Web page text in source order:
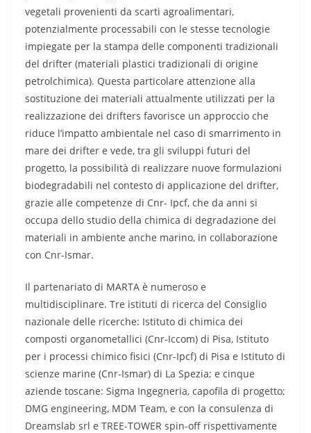
vegetali provenienti da scarti agroalimentari,
potenzialmente processabili con le stesse tecnologie
impiegate per la stampa delle componenti tradizionali
del drifter (materiali plastici tradizionali di origine
petrolchimica). Questa particolare attenzione alla
sostituzione dei materiali attualmente utilizzati per la
realizzazione dei drifters favorisce un approccio che
riduce l’impatto ambientale nel caso di smarrimento in
mare dei drifter e vede, tra gli sviluppi futuri del
progetto, la possibilità di realizzare nuove formulazioni
biodegradabili nel contesto di applicazione del drifter,
grazie alle competenze di Cnr- Ipcf, che da anni si
occupa dello studio della chimica di degradazione dei
materiali in ambiente anche marino, in collaborazione
con Cnr-Ismar.
Il partenariato di MARTA è numeroso e
multidisciplinare. Tre istituti di ricerca del Consiglio
nazionale delle ricerche: Istituto di chimica dei
composti organometallici (Cnr-Iccom) di Pisa, Istituto
per i processi chimico fisici (Cnr-Ipcf) di Pisa e Istituto di
scienze marine (Cnr-Ismar) di La Spezia; e cinque
aziende toscane: Sigma Ingegneria, capofila di progetto;
DMG engineering, MDM Team, e con la consulenza di
Dreamslab srl e TREE-TOWER spin-off rispettivamente